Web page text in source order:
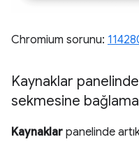
Chromium sorunu:
Kaynaklar
sekmesine bağlama
Kaynaklar panelinde